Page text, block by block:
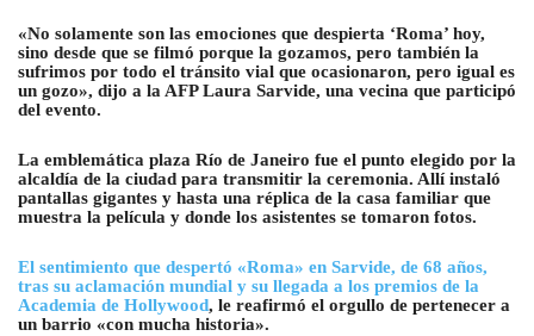
«No solamente son las emociones que despierta ‘Roma’ hoy,
sino desde que se filmó porque la gozamos, pero también la
sufrimos por todo el tránsito vial que ocasionaron, pero igual es
un gozo», dijo a la AFP Laura Sarvide, una vecina que participó
del evento.
La emblemática plaza Río de Janeiro fue el punto elegido por la
alcaldía de la ciudad para transmitir la ceremonia. Allí instaló
pantallas gigantes y hasta una réplica de la casa familiar que
muestra la película y donde los asistentes se tomaron fotos.
El sentimiento que despertó «Roma» en Sarvide, de 68 años,
tras su aclamación mundial y su llegada a los premios de la
Academia de Hollywood, le reafirmó el orgullo de pertenecer a
un barrio «con mucha historia».